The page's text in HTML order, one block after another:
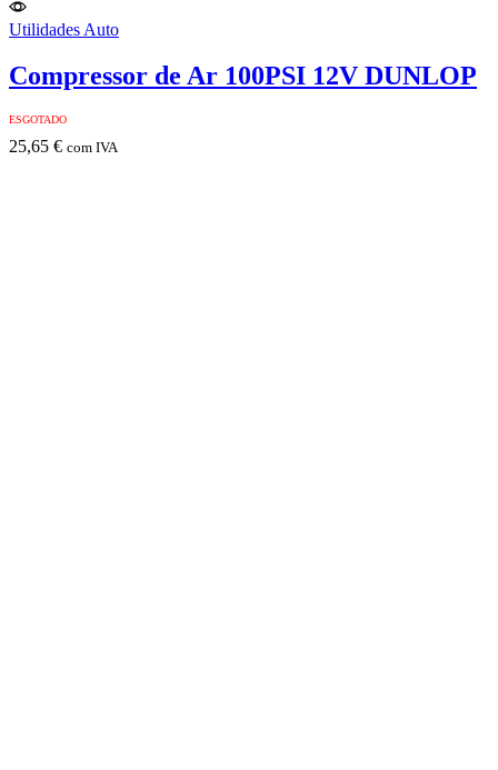
Utilidades Auto
Compressor de Ar 100PSI 12V DUNLOP
ESGOTADO
25,65 € com IVA